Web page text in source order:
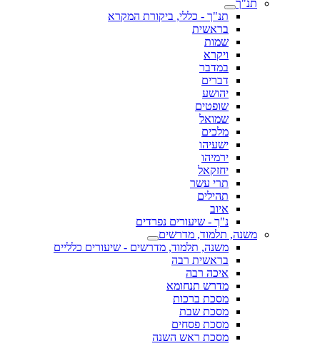
תנ"ך
תנ"ך - כללי, ביקורת המקרא
בראשית
שמות
ויקרא
במדבר
דברים
יהושע
שופטים
שמואל
מלכים
ישעיהו
ירמיהו
יחזקאל
תרי עשר
תהילים
איוב
נ"ך - שיעורים נפרדים
משנה, תלמוד, מדרשים
משנה, תלמוד, מדרשים - שיעורים כלליים
בראשית רבה
איכה רבה
מדרש תנחומא
מסכת ברכות
מסכת שבת
מסכת פסחים
מסכת ראש השנה